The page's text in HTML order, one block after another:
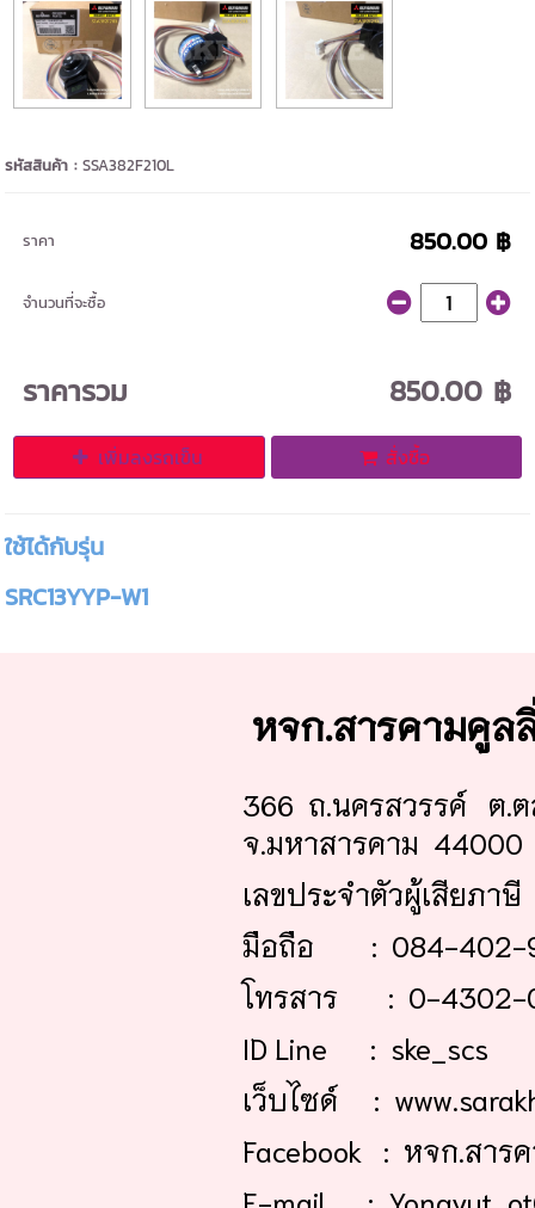
รหัสสินค้า :SSA382F210L
ราคา 850.00 ฿
จำนวนที่จะซื้อ
ราคารวม 850.00 ฿
เพิ่มลงรถเข็น สั่งซื้อ
ใช้ได้กับรุ่น
SRC13YYP-W1
หจก.สารคามคู
366 ถ.นครสวรรค์ ต.
จ.มหาสารคาม 44000
เลขประจำตัวผู้เสียภาษี
มือถือ : 084-402-
โทรสาร : 0-4302-
ID Line : ske_scs
เว็บไซด์ :
Facebook : หจก.สาร